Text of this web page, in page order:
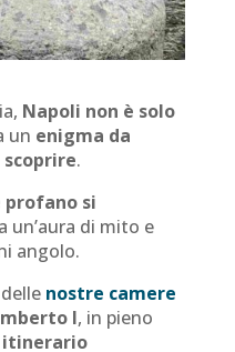
Napoli non è solo
un enigma da
.
profano si
un’aura di mito e
angolo.
nostre camere
I, in pieno
itinerario